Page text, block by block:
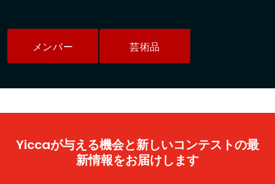
メンバー 芸術品
Yiccaが与える機会と新しいコンテストの最
新情報をお届けします